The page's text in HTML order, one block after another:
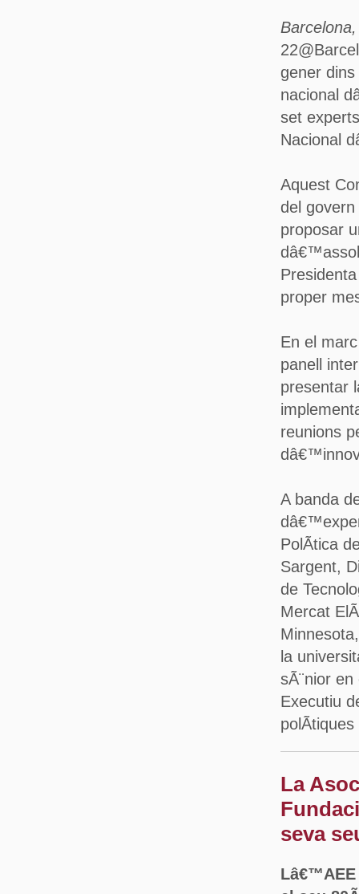
gener
nacional
set
Nacional
Aquest
del
proposar
proper
En el
panell
presentar
reunions
A banda
PolÃ­tica
Sargent,
de
Mercat
la
sÃ¨nior
Executiu
La
seva